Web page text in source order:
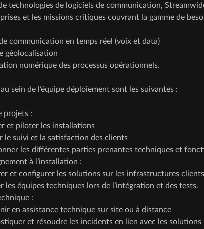
technologies de logiciels de communication,
et les missions critiques couvrant la gamme de
communication en temps réel (voix et data)
géolocalisation
numérique des processus opérationnels.
sein de l’équipe déploiement sont les suivantes :
projets :
et piloter les installations
le suivi et la satisfaction des clients
les différentes parties prenantes techniques et
à l’installation :
et configurer les solutions sur les infrastructures clients
les équipes techniques lors de l’intégration et des tests.
:
en assistance technique sur site ou à distance
et résoudre les incidents en lien avec les solutions